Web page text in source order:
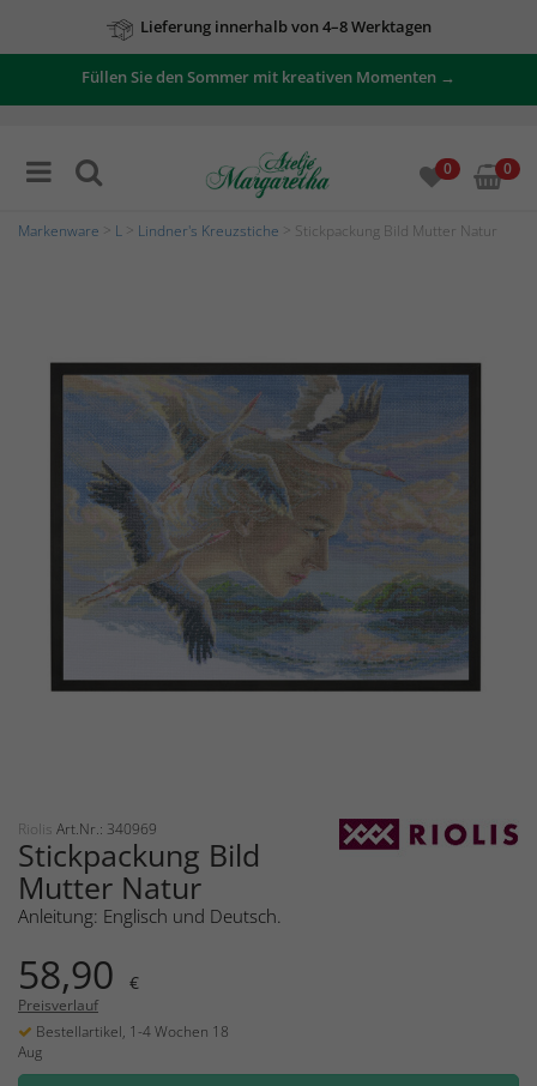
Lieferung innerhalb von 4–8 Werktagen
Füllen Sie den Sommer mit kreativen Momenten →
0 0
Markenware L Lindner's Kreuzstiche > Stickpackung Bild Mutter Natur
Riolis Art.Nr.: 340969
Stickpackung Bild
Mutter Natur
Anleitung: Englisch und Deutsch.
58,90 €
Preisverlauf
Bestellartikel, 1-4 Wochen 18
Aug